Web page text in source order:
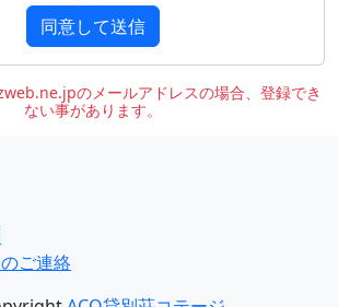
同意して送信
のメールアドレスの場合、登録でき
ない事があります。
ご連絡